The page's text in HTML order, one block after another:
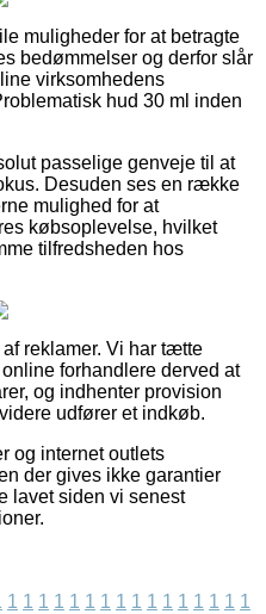
muligheder for at betragte
bedømmelser og derfor slår
virksomhedens
hud 30 ml inden
passelige genveje til at
Desuden ses en række
mulighed for at
købsoplevelse, hvilket
tilfredsheden hos
reklamer. Vi har tætte
forhandlere derved at
og indhenter provision
udfører et indkøb.
og internet outlets
der gives ikke garantier
lavet siden vi senest
1 1 1 1 1 1 1 1 1 1 1 1 1 1 1 1